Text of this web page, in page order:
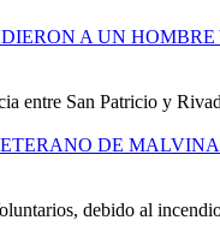
A UN
entre San Patricio y
DE
debido al